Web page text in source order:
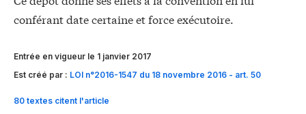
conférant date certaine et force exécutoire.
Entrée en vigueur le 1 janvier 2017
Est créé par : LOI n°2016-1547 du 18 novembre 2016 - art. 50
80 textes citent l'article